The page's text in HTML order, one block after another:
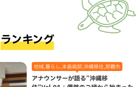
ランキング
地域,暮らし,本島南部,沖縄移住,那覇市
アナウンサーが語る”沖縄移